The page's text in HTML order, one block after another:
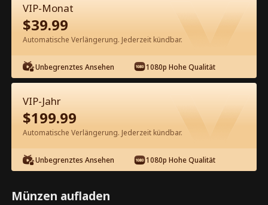
Episode 22 - Deine unerwünschte
Mutter ist mein Schatz Kompletter
Film
1-50 51-69
22 23 24 25 26
VIP-Monat
$39.99
Automatische Verlängerung. Jederzeit kündbar.
Unbegrenztes Ansehen 1080p Hohe Qualität
VIP-Jahr
$199.99
Automatische Verlängerung. Jederzeit kündbar.
Unbegrenztes Ansehen 1080p Hohe Qualität
Münzen aufladen